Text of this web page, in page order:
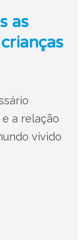
as
a relação
vivido